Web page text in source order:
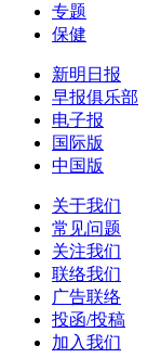
专题
保健
新明日报
早报俱乐部
电子报
国际版
中国版
关于我们
常见问题
关注我们
联络我们
广告联络
投函/投稿
加入我们